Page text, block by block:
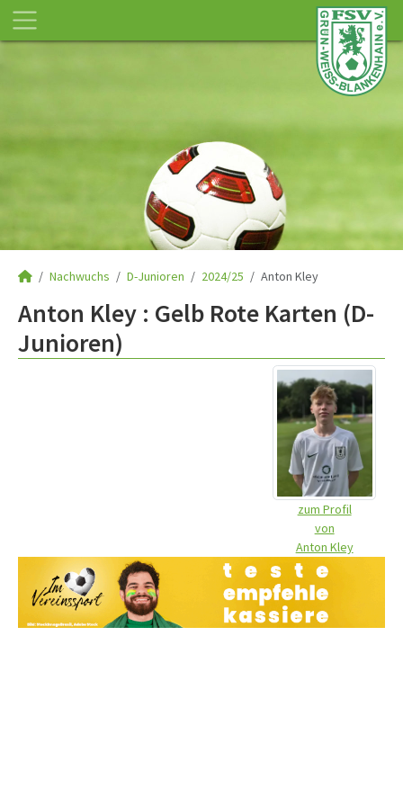
Nachwuchs D-Junioren 2024/25 Anton Kley
Anton Kley : Gelb Rote Karten (D-
Junioren)
zum Profil
von
Anton Kley